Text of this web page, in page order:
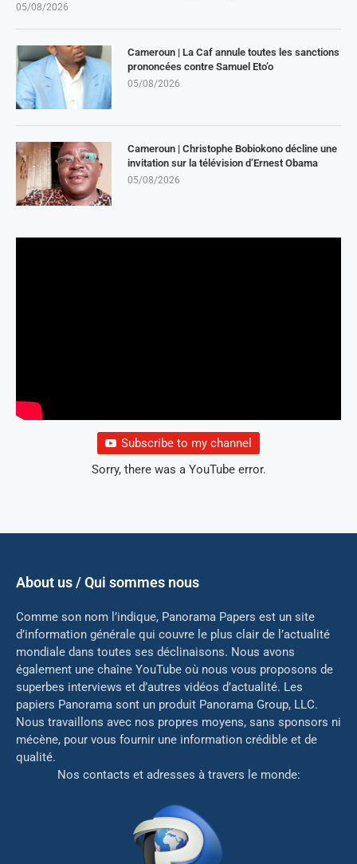
05/08/2026
Cameroun | La Caf annule toutes les sanctions
prononcées contre Samuel Eto’o
05/08/2026
Cameroun | Christophe Bobiokono décline une
invitation sur la télévision d’Ernest Obama
05/08/2026
Subscribe to my channel
Sorry, there was a YouTube error.
About us / Qui sommes nous
Comme son nom l’indique, Panorama Papers est un site
d’information générale qui couvre le plus clair de l’actualité
mondiale dans toutes ses déclinaisons. Nous avons
également une chaîne YouTube où nous vous proposons de
superbes interviews et d’autres vidéos d’actualité. Les
papiers Panorama sont un produit Panorama Group, LLC.
Nous travaillons avec nos propres moyens, sans sponsors ni
mécène, pour vous fournir une information crédible et de
qualité.
Nos contacts et adresses à travers le monde: